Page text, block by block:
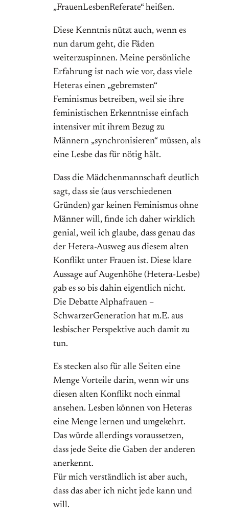
„FrauenLesbenReferate“ heißen.
Diese Kenntnis nützt auch, wenn es
nun darum geht, die Fäden
weiterzuspinnen. Meine persönliche
Erfahrung ist nach wie vor, dass viele
Heteras einen „gebremsten“
Feminismus betreiben, weil sie ihre
feministischen Erkenntnisse einfach
intensiver mit ihrem Bezug zu
Männern „synchronisieren“ müssen, als
eine Lesbe das für nötig hält.
Dass die Mädchenmannschaft deutlich
sagt, dass sie (aus verschiedenen
Gründen) gar keinen Feminismus ohne
Männer will, finde ich daher wirklich
genial, weil ich glaube, dass genau das
der Hetera-Ausweg aus diesem alten
Konflikt unter Frauen ist. Diese klare
Aussage auf Augenhöhe (Hetera-Lesbe)
gab es so bis dahin eigentlich nicht.
Die Debatte Alphafrauen –
SchwarzerGeneration hat m.E. aus
lesbischer Perspektive auch damit zu
tun.
Es stecken also für alle Seiten eine
Menge Vorteile darin, wenn wir uns
diesen alten Konflikt noch einmal
ansehen. Lesben können von Heteras
eine Menge lernen und umgekehrt.
Das würde allerdings voraussetzen,
dass jede Seite die Gaben der anderen
anerkennt.
Für mich verständlich ist aber auch,
dass das aber ich nicht jede kann und
will.